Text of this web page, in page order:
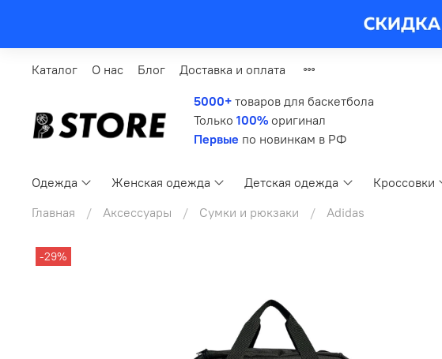
Каталог О нас Блог Доставка и оплата
5000+ товаров для баскетбола
Только 100% оригинал
Первые по новинкам в РФ
Одежда Женская одежда Детская одежда Кроссовки
Главная
Аксессуары Сумки и рюкзаки Adidas
-29%